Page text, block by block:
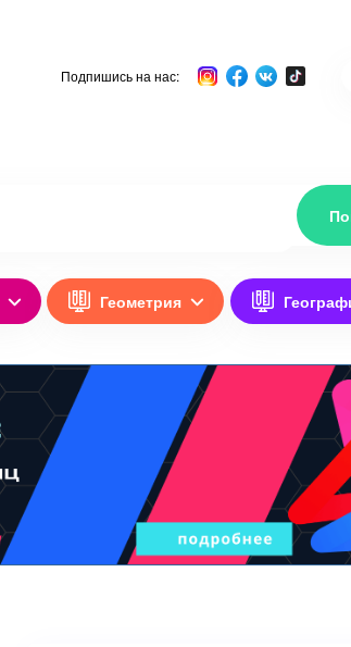
Подпишись на нас:
Геометрия